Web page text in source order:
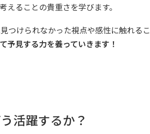
ることの貴重さを学びます。
つけられなかった視点や感性に触れるこ
予見する力を養っていきます！
活躍するか？